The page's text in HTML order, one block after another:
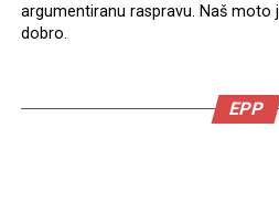
argumentiranu raspravu. Naš moto
dobro.
EPP